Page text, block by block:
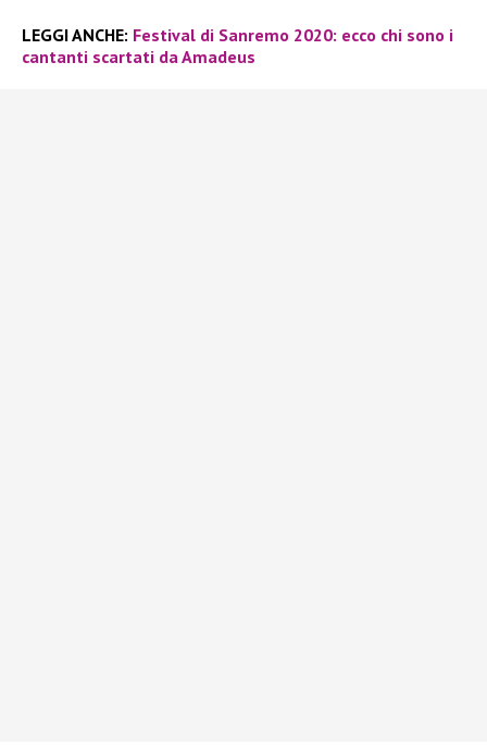
LEGGI ANCHE: Festival di Sanremo 2020: ecco chi sono i
cantanti scartati da Amadeus